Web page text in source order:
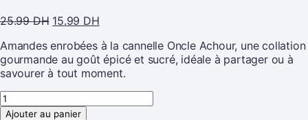
25.99DH 15.99 DH
Amandes enrobées à la cannelle Oncle Achour, une collation
gourmande au goût épicé et sucré, idéale à partager ou à
savourer à tout moment.
Ajouter au panier